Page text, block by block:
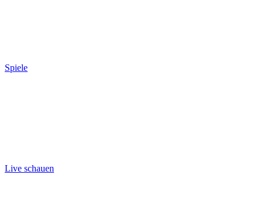
Spiele
Live schauen